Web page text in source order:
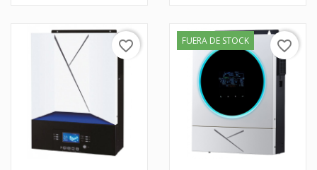
favorite_border FUERA DE STOCK favorite_border